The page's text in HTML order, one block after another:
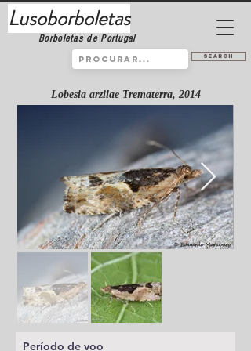
Lusoborboletas
Borboletas de Portugal
Search
Lobesia arzilae Trematerra, 2014
Período de voo